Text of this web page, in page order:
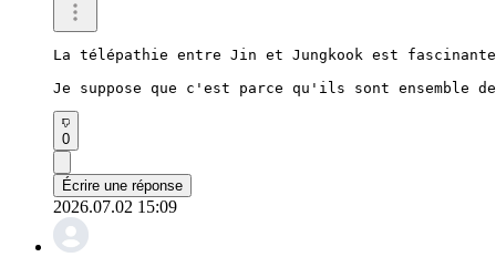
La télépathie entre Jin et Jungkook est
Je suppose que c'est parce qu'ils sont ensemble
0
Écrire une réponse
2026.07.02 15:09